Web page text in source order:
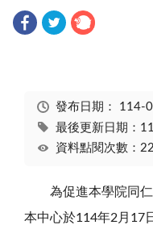
發布日期： 114-
最後更新日期：
資料點閱次數：
為促進本學院同仁
本中心於114年2月17